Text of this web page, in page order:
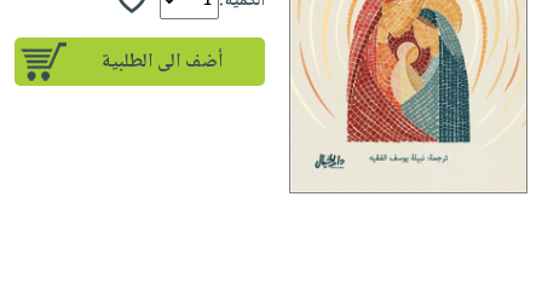
إختياراتنا
كتب
أكاديمية
صندوق
English
iKitab
بلا
حدود
أسئلة
أسئلة
يتكرر
طرحها
تحميل
masmu3
على
المواضيع
الأكثر
مبيعاً
إختياراتنا
تعليمية
الصحة
والعناية
أضف الى الطلبية